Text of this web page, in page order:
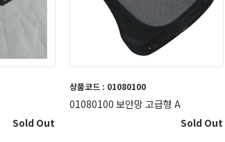
Sold Out
상품코드 : 01080100
01080100 보안망 고급형 A
Sold Out